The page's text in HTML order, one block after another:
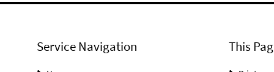
Service Navigation This